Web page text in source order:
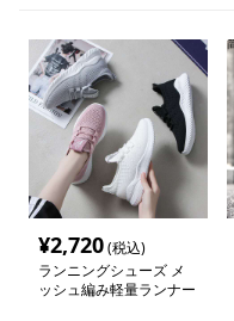
¥2,720(税込)
ランニングシューズ メ
ッシュ編み軽量ランナー